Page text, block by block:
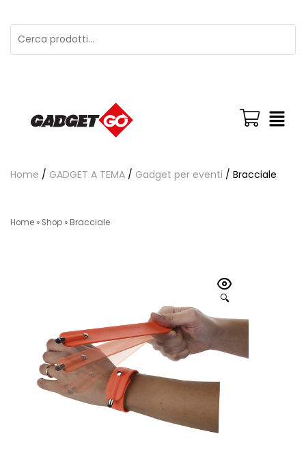
Home / GADGET A TEMA / Gadget per eventi / Bracciale
Home » Shop » Bracciale
🔍